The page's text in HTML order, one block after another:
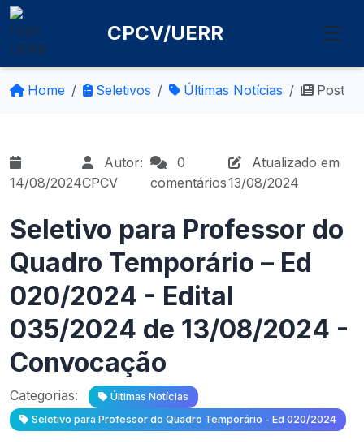
CPCV/UERR
Home Seletivos Últimas Notícias Post
14/08/2024
Autor:
CPCV
0
comentários
Atualizado em
13/08/2024
Seletivo para Professor do
Quadro Temporário – Ed
020/2024 - Edital
035/2024 de 13/08/2024 -
Convocação
Categorias:
Últimas Notícias
Seletivo para Professor do Quadro Temporário - Ed 020/2024